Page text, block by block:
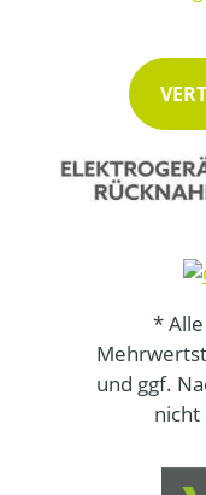
*
und ggf.
nicht